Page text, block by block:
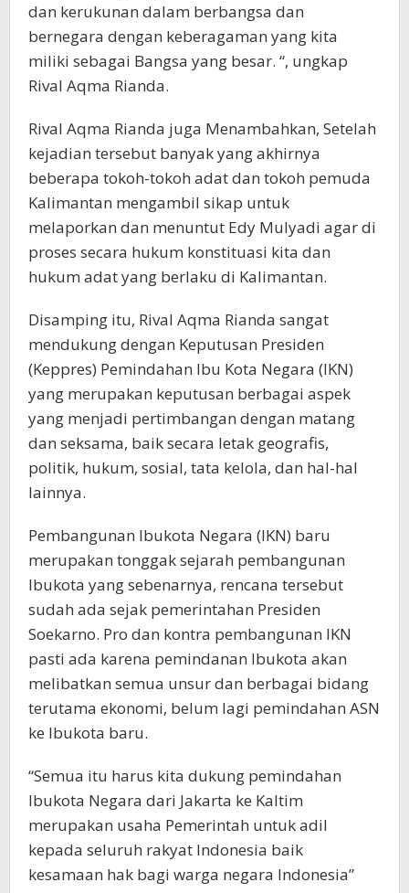
dan kerukunan dalam berbangsa dan
bernegara dengan keberagaman yang kita
miliki sebagai Bangsa yang besar. “, ungkap
Rival Aqma Rianda.
Rival Aqma Rianda juga Menambahkan, Setelah
kejadian tersebut banyak yang akhirnya
beberapa tokoh-tokoh adat dan tokoh pemuda
Kalimantan mengambil sikap untuk
melaporkan dan menuntut Edy Mulyadi agar di
proses secara hukum konstituasi kita dan
hukum adat yang berlaku di Kalimantan.
Disamping itu, Rival Aqma Rianda sangat
mendukung dengan Keputusan Presiden
(Keppres) Pemindahan Ibu Kota Negara (IKN)
yang merupakan keputusan berbagai aspek
yang menjadi pertimbangan dengan matang
dan seksama, baik secara letak geografis,
politik, hukum, sosial, tata kelola, dan hal-hal
lainnya.
Pembangunan Ibukota Negara (IKN) baru
merupakan tonggak sejarah pembangunan
Ibukota yang sebenarnya, rencana tersebut
sudah ada sejak pemerintahan Presiden
Soekarno. Pro dan kontra pembangunan IKN
pasti ada karena pemindanan Ibukota akan
melibatkan semua unsur dan berbagai bidang
terutama ekonomi, belum lagi pemindahan ASN
ke Ibukota baru.
“Semua itu harus kita dukung pemindahan
Ibukota Negara dari Jakarta ke Kaltim
merupakan usaha Pemerintah untuk adil
kepada seluruh rakyat Indonesia baik
kesamaan hak bagi warga negara Indonesia”